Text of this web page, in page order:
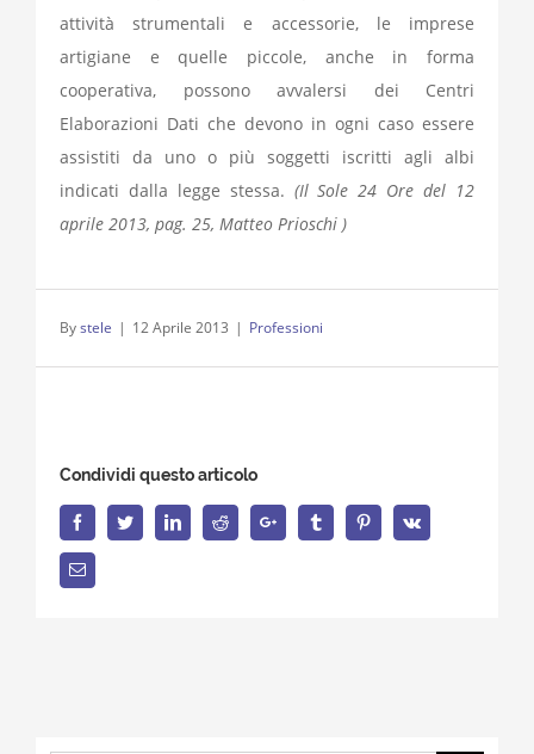
attività strumentali e accessorie, le imprese
artigiane e quelle piccole, anche in forma
cooperativa, possono avvalersi dei Centri
Elaborazioni Dati che devono in ogni caso essere
assistiti da uno o più soggetti iscritti agli albi
indicati dalla legge stessa. (Il Sole 24 Ore del 12
aprile 2013, pag. 25, Matteo Prioschi )
Bystele | 12 Aprile 2013 | Professioni
Condividi questo articolo
FacebookTwitterLinkedInReddit Google+ Tumblr PinterestVk
Email